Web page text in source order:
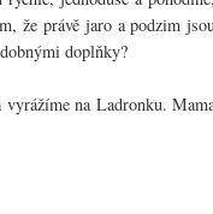
že právě jaro a podzim
doplňky?
vyrážíme na Ladronku.